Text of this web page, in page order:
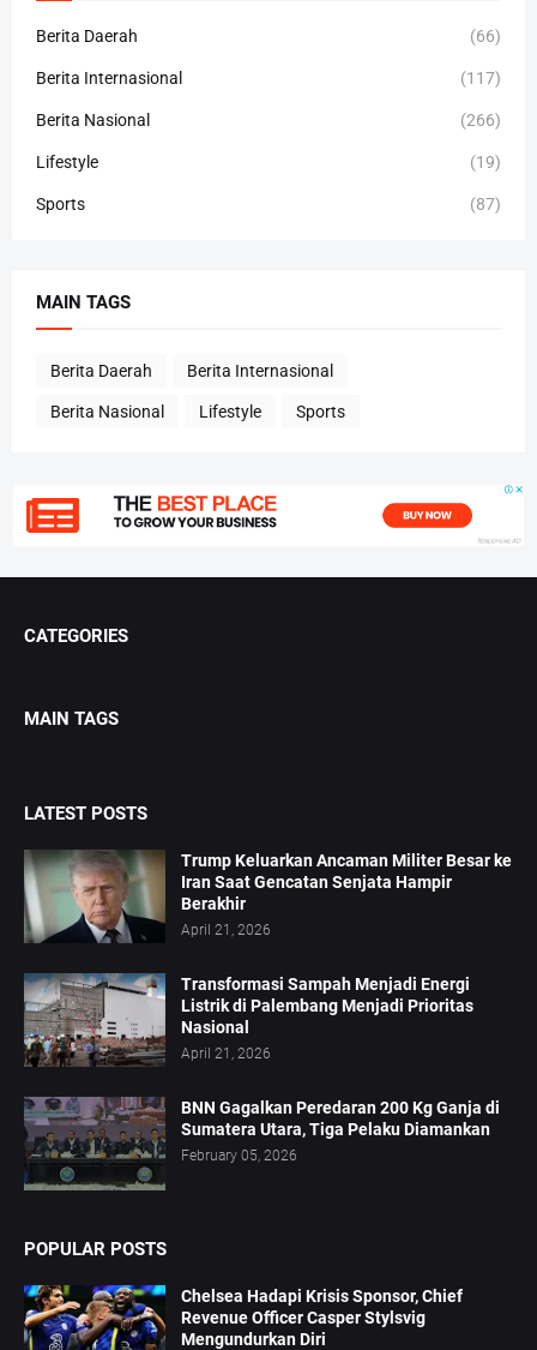
Berita Daerah (66)
Berita Internasional (117)
Berita Nasional (266)
Lifestyle (19)
Sports (87)
MAIN TAGS
Berita Daerah Berita Internasional
Berita Nasional Lifestyle Sports
CATEGORIES
MAIN TAGS
LATEST POSTS
Trump Keluarkan Ancaman Militer Besar ke
Iran Saat Gencatan Senjata Hampir
Berakhir
April 21, 2026
Transformasi Sampah Menjadi Energi
Listrik di Palembang Menjadi Prioritas
Nasional
April 21, 2026
BNN Gagalkan Peredaran 200 Kg Ganja di
Sumatera Utara, Tiga Pelaku Diamankan
February 05, 2026
POPULAR POSTS
Chelsea Hadapi Krisis Sponsor, Chief
Revenue Officer Casper Stylsvig
Mengundurkan Diri